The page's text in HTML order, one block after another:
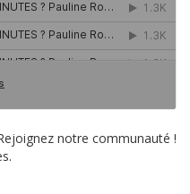
notre communauté !